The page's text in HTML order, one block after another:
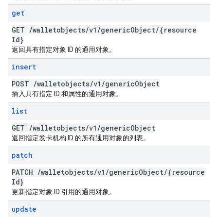
get
GET /walletobjects/v1 /genericObject/{resource
Id}
返回具有指定对象 ID 的通用对象。
insert
POST /walletobjects/v1 /genericObject
插入具有指定 ID 和属性的通用对象。
list
GET /walletobjects/v1 /genericObject
返回指定发卡机构 ID 的所有通用对象的列表。
patch
PATCH /walletobjects/v1 /genericObject/{resource
Id}
更新指定对象 ID 引用的通用对象。
update